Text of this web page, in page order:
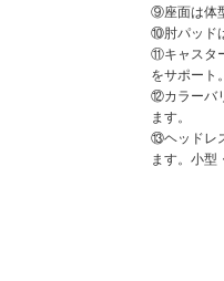
⑨座面は体
⑩肘パッド
⑪キャスタ
をサポート。
⑫カラーバ
ます。
⑬ヘッドレ
ます。小型